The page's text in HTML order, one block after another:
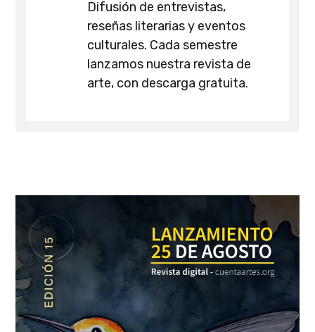
Difusión de entrevistas,
reseñas literarias y eventos
culturales. Cada semestre
lanzamos nuestra revista de
arte, con descarga gratuita.